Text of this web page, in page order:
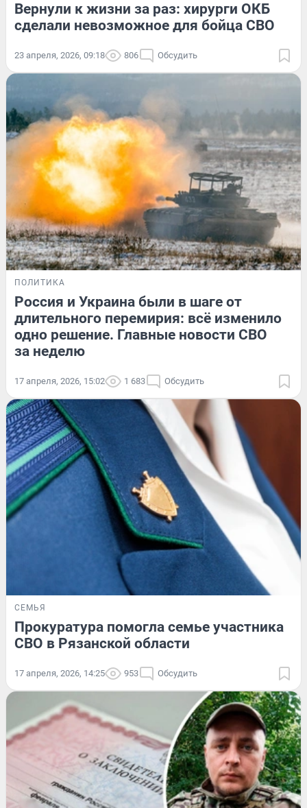
Вернули к жизни за раз: хирурги ОКБ
сделали невозможное для бойца СВО
23 апреля, 2026, 09:18 806 Обсудить
ПОЛИТИКА
Россия и Украина были в шаге от
длительного перемирия: всё изменило
одно решение. Главные новости СВО
за неделю
17 апреля, 2026, 15:02 1 683 Обсудить
СЕМЬЯ
Прокуратура помогла семье участника
СВО в Рязанской области
17 апреля, 2026, 14:25 953 Обсудить